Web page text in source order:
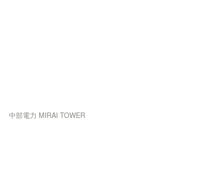
中部電力 MIRAI TOWER